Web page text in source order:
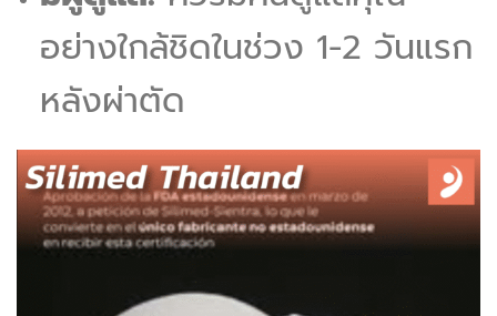
อย่างใกล้ชิดในช่วง 1-2 วันแรก
หลังผ่าตัด